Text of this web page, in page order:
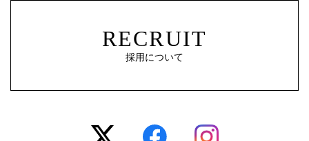
RECRUIT
採用について